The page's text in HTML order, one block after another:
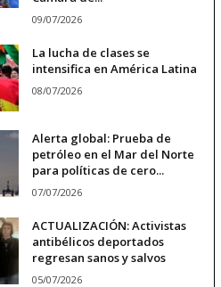
09/07/2026
La lucha de clases se
intensifica en América Latina
08/07/2026
Alerta global: Prueba de
petróleo en el Mar del Norte
para políticas de cero...
07/07/2026
ACTUALIZACIÓN: Activistas
antibélicos deportados
regresan sanos y salvos
05/07/2026